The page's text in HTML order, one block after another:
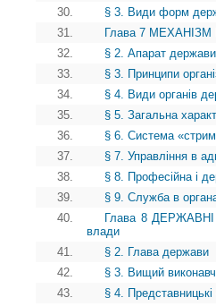
30.
§ 3. Види форм
31.
Глава 7
32.
§ 2. Апарат
33.
§ 3. Принципи
34.
§ 4. Види органів
35.
§ 5. Загальна
36.
§ 6. Система
37.
§ 7. Управління в
38.
§ 8. Професійна і
39.
§ 9. Служба в
40.
Глава 8 ДЕРЖАВНІ
влади
41.
§ 2. Глава держави
42.
§ 3. Вищий
43.
§ 4.